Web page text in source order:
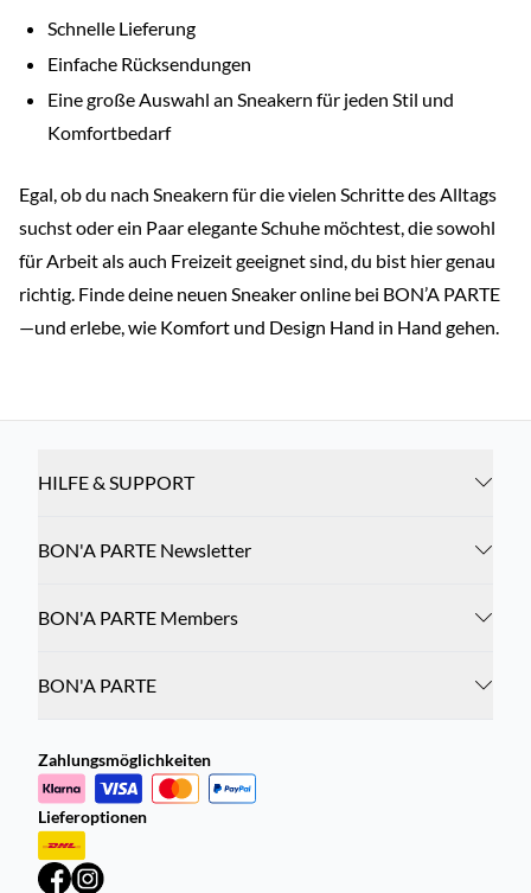
Schnelle Lieferung
Einfache Rücksendungen
Eine große Auswahl an Sneakern für jeden Stil und
Komfortbedarf
Egal, ob du nach Sneakern für die vielen Schritte des Alltags
suchst oder ein Paar elegante Schuhe möchtest, die sowohl
für Arbeit als auch Freizeit geeignet sind, du bist hier genau
richtig. Finde deine neuen Sneaker online bei BON’A PARTE
—und erlebe, wie Komfort und Design Hand in Hand gehen.
HILFE & SUPPORT
BON'A PARTE Newsletter
BON'A PARTE Members
BON'A PARTE
Zahlungsmöglichkeiten
Lieferoptionen